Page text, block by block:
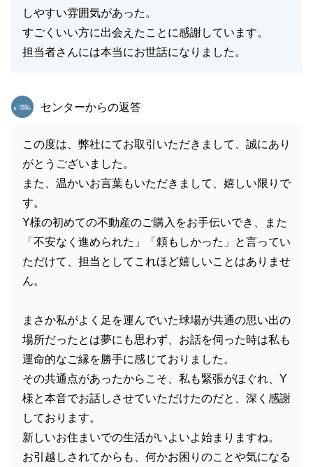
しやすい雰囲気があった。
すごくいい方に出会えたことに感謝しています。
担当者さんには本当にお世話になりました。
東急リバブル
センターからの返答
この度は、弊社にてお取引いただきまして、誠にあり
がとうございました。
また、温かいお言葉もいただきまして、嬉しい限りで
す。
Y様の初めての不動産のご購入をお手伝いでき、また
「不安なく進められた」「頼もしかった」と言ってい
ただけて、担当としてこれほど嬉しいことはありませ
ん。
まさか私がよく足を運んでいた球場が共通の思い出の
場所だったとは夢にも思わず、お話を伺った時は私も
運命的なご縁を勝手に感じておりました。
その共通点があったからこそ、私も緊張がほぐれ、Y
様と本音でお話しさせていただけたのだと、深く感謝
しております。
新しいお住まいでの生活がいよいよ始まりますね。
お引越しされてからも、何かお困りのことや気になる